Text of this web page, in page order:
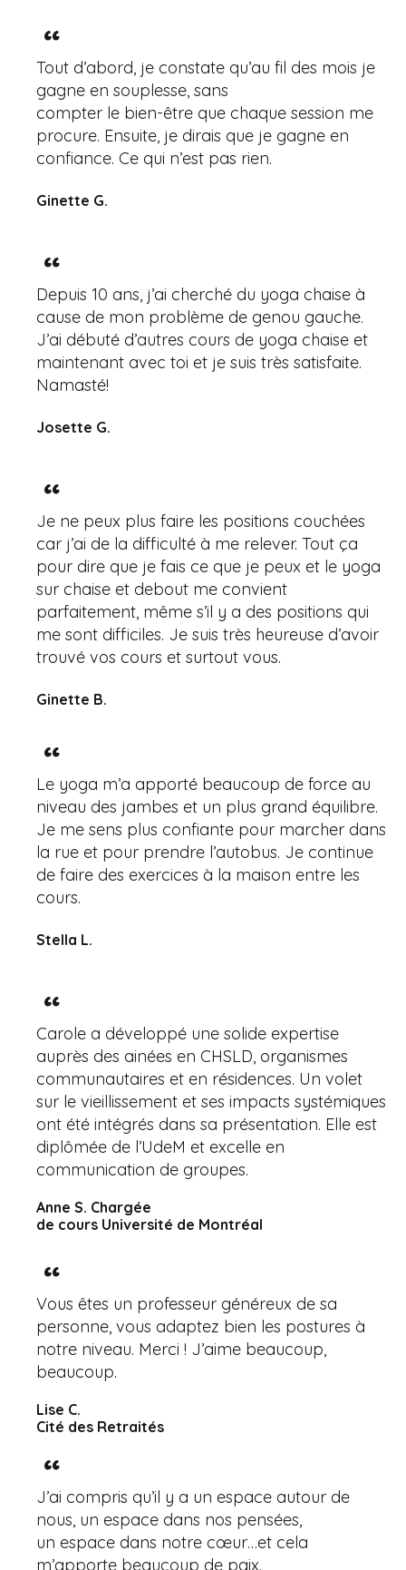
Tout d’abord, je constate qu’au fil des mois je
gagne en souplesse, sans
compter le bien-être que chaque session me
procure. Ensuite, je dirais que je gagne en
confiance. Ce qui n’est pas rien.
Ginette G.
Depuis 10 ans, j’ai cherché du yoga chaise à
cause de mon problème de genou gauche.
J’ai débuté d’autres cours de yoga chaise et
maintenant avec toi et je suis très satisfaite.
Namasté!
Josette G.
Je ne peux plus faire les positions couchées
car j’ai de la difficulté à me relever. Tout ça
pour dire que je fais ce que je peux et le yoga
sur chaise et debout me convient
parfaitement, même s’il y a des positions qui
me sont difficiles. Je suis très heureuse d’avoir
trouvé vos cours et surtout vous.
Ginette B.
Le yoga m’a apporté beaucoup de force au
niveau des jambes et un plus grand équilibre.
Je me sens plus confiante pour marcher dans
la rue et pour prendre l’autobus. Je continue
de faire des exercices à la maison entre les
cours.
Stella L.
Carole a développé une solide expertise
auprès des ainées en CHSLD, organismes
communautaires et en résidences. Un volet
sur le vieillissement et ses impacts systémiques
ont été intégrés dans sa présentation. Elle est
diplômée de l’UdeM et excelle en
communication de groupes.
Anne S. Chargée
de cours Université de Montréal
Vous êtes un professeur généreux de sa
personne, vous adaptez bien les postures à
notre niveau. Merci ! J’aime beaucoup,
beaucoup.
Lise C.
Cité des Retraités
J’ai compris qu’il y a un espace autour de
nous, un espace dans nos pensées,
un espace dans notre cœur…et cela
m’apporte beaucoup de paix.